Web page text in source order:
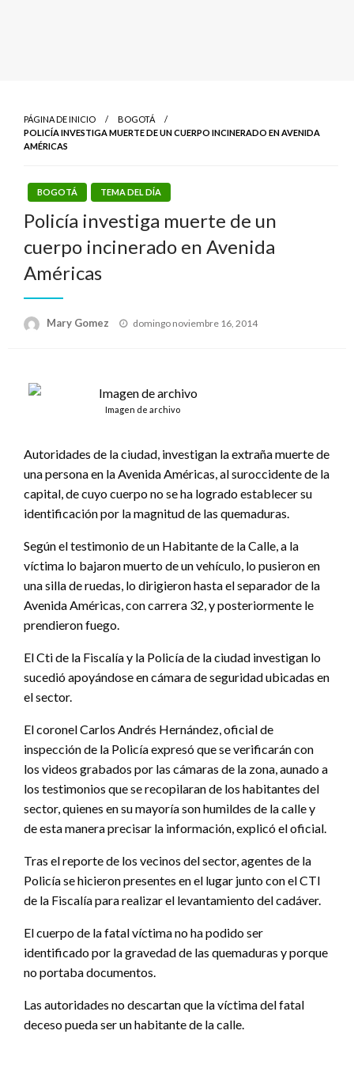
PÁGINA DE INICIO
BOGOTÁ
POLICÍA INVESTIGA MUERTE DE UN CUERPO INCINERADO EN AVENIDA
AMÉRICAS
BOGOTÁ TEMA DEL DÍA
Policía investiga muerte de un
cuerpo incinerado en Avenida
Américas
Mary Gomez
Publicado
domingo noviembre 16, 2014
Imagen de archivo
Autoridades de la ciudad, investigan la extraña muerte de
una persona en la Avenida Américas, al suroccidente de la
capital, de cuyo cuerpo no se ha logrado establecer su
identificación por la magnitud de las quemaduras.
Según el testimonio de un Habitante de la Calle, a la
víctima lo bajaron muerto de un vehículo, lo pusieron en
una silla de ruedas, lo dirigieron hasta el separador de la
Avenida Américas, con carrera 32, y posteriormente le
prendieron fuego.
El Cti de la Fiscalía y la Policía de la ciudad investigan lo
sucedió apoyándose en cámara de seguridad ubicadas en
el sector.
El coronel Carlos Andrés Hernández, oficial de
inspección de la Policía expresó que se verificarán con
los videos grabados por las cámaras de la zona, aunado a
los testimonios que se recopilaran de los habitantes del
sector, quienes en su mayoría son humildes de la calle y
de esta manera precisar la información, explicó el oficial.
Tras el reporte de los vecinos del sector, agentes de la
Policía se hicieron presentes en el lugar junto con el CTI
de la Fiscalía para realizar el levantamiento del cadáver.
El cuerpo de la fatal víctima no ha podido ser
identificado por la gravedad de las quemaduras y porque
no portaba documentos.
Las autoridades no descartan que la víctima del fatal
deceso pueda ser un habitante de la calle.